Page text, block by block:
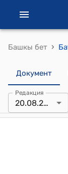
Башкы бет ›
Документ
Редакция
20.08.2013